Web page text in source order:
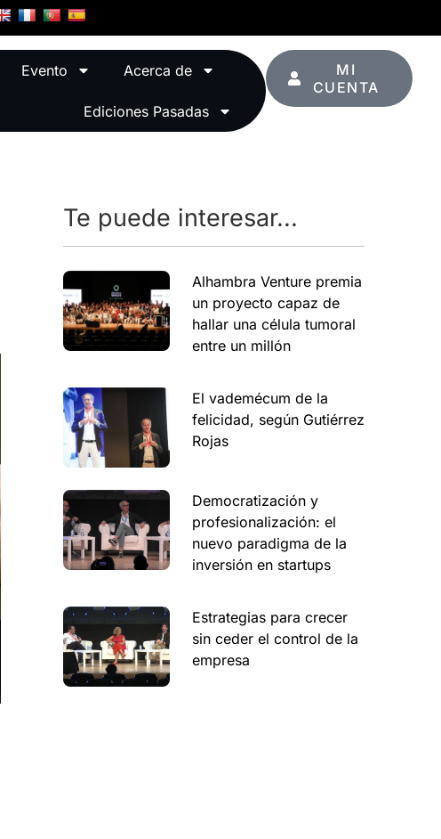
Evento Acerca de
Ediciones Pasadas
MI
CUENTA
Te puede interesar...
Alhambra Venture premia
un proyecto capaz de
hallar una célula tumoral
entre un millón
El vademécum de la
felicidad, según Gutiérrez
Rojas
Democratización y
profesionalización: el
nuevo paradigma de la
inversión en startups
Estrategias para crecer
sin ceder el control de la
empresa